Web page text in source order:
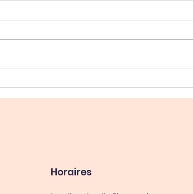
Plaques Occlusales :
Préservez Vos Dents et
Horaires